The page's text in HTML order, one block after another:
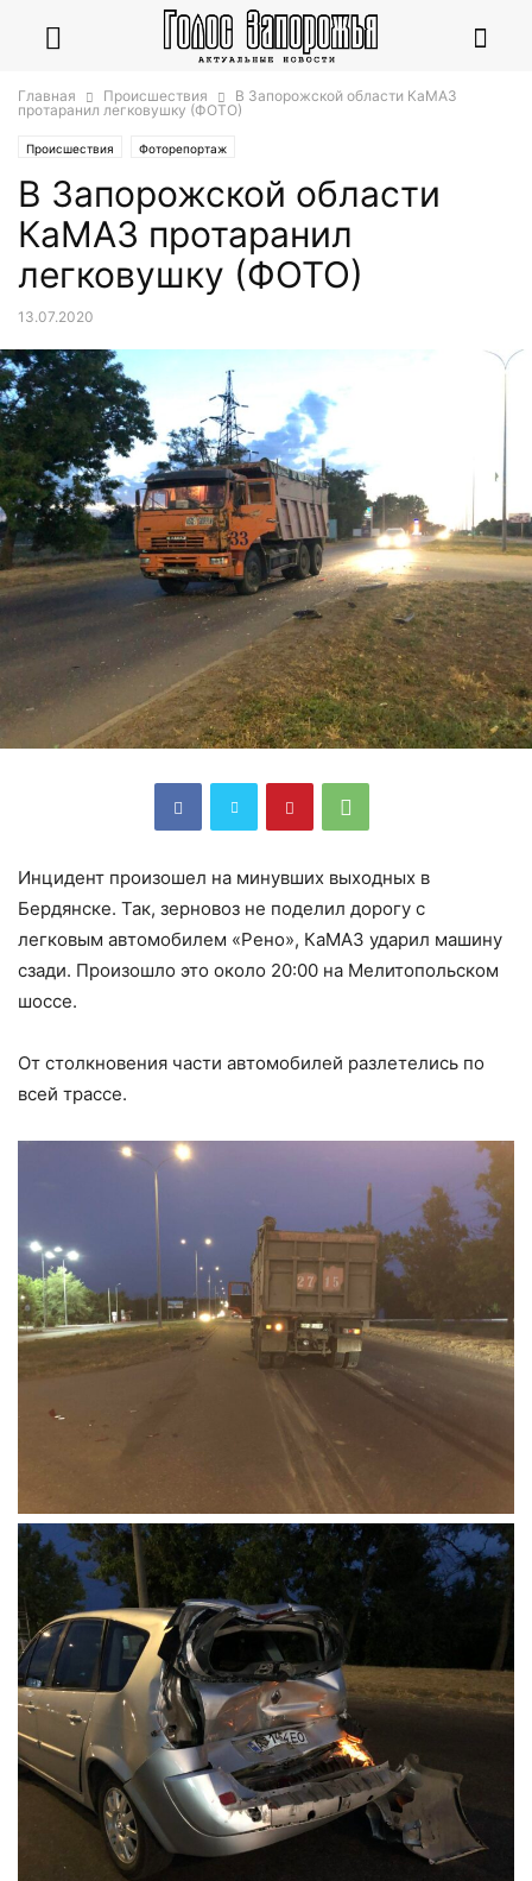
Главная Происшествия
В Запорожской области КаМАЗ
протаранил легковушку (ФОТО)
Происшествия Фоторепортаж
В Запорожской области
КаМАЗ протаранил
легковушку (ФОТО)
13.07.2020
Инцидент произошел на минувших выходных в
Бердянске. Так, зерновоз не поделил дорогу с
легковым автомобилем «Рено», КаМАЗ ударил машину
сзади. Произошло это около 20:00 на Мелитопольском
шоссе.
От столкновения части автомобилей разлетелись по
всей трассе.